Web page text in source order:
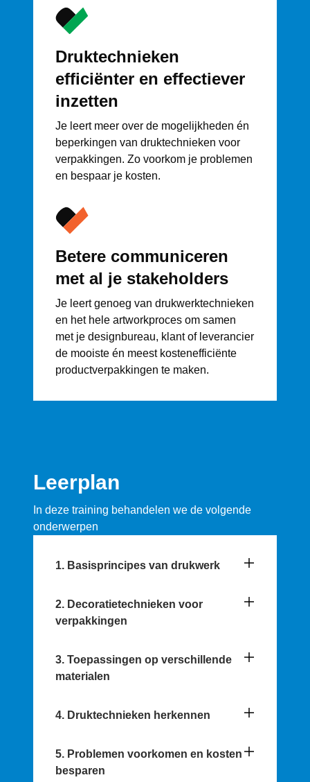
Druktechnieken
efficiënter en effectiever
inzetten
Je leert meer over de mogelijkheden én
beperkingen van druktechnieken voor
verpakkingen. Zo voorkom je problemen
en bespaar je kosten.
Betere communiceren
met al je stakeholders
Je leert genoeg van drukwerktechnieken
en het hele artworkproces om samen
met je designbureau, klant of leverancier
de mooiste én meest kostenefficiënte
productverpakkingen te maken.
Leerplan
In deze training behandelen we de volgende
onderwerpen
1. Basisprincipes van drukwerk
2. Decoratietechnieken voor
verpakkingen
3. Toepassingen op verschillende
materialen
4. Druktechnieken herkennen
5. Problemen voorkomen en kosten
besparen